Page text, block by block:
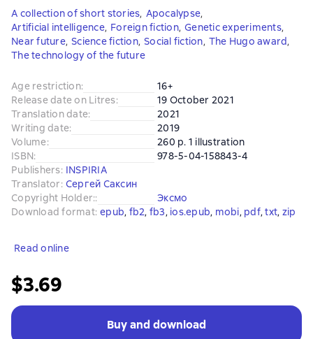
A collection of short stories, Apocalypse,
Artificial intelligence, Foreign fiction, Genetic experiments,
Near future, Science fiction, Social fiction, The Hugo award,
The technology of the future
Age restriction:
16+
Release date on Litres:
19 October 2021
Translation date:
2021
Writing date:
2019
Volume:
260 p. 1 illustration
ISBN:
978-5-04-158843-4
Publishers: INSPIRIA
Translator: Сергей Саксин
Copyright Holder::
Эксмо
Download format: epub, fb2, fb3, ios.epub, mobi, pdf, txt, zip
Read online
$3.69
Buy and download